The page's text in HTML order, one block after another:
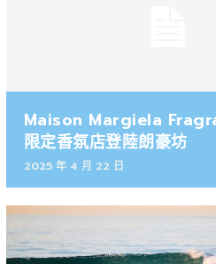
Maison Margiela
限定香氛店登陸朗豪坊
2025 年 4 月 22 日